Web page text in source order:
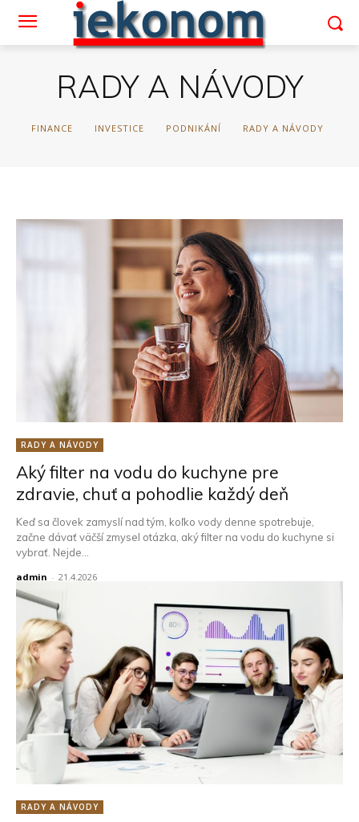
RADY A NÁVODY
FINANCE INVESTICE PODNIKÁNÍ RADY A NÁVODY
RADY A NÁVODY
Aký filter na vodu do kuchyne pre
zdravie, chuť a pohodlie každý deň
Keď sa človek zamyslí nad tým, koľko vody denne spotrebuje,
začne dávať väčší zmysel otázka, aký filter na vodu do kuchyne si
vybrať. Nejde...
admin - 21.4.2026
RADY A NÁVODY